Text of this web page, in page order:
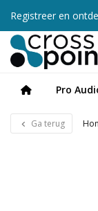
Registreer en
Pro
Ga terug